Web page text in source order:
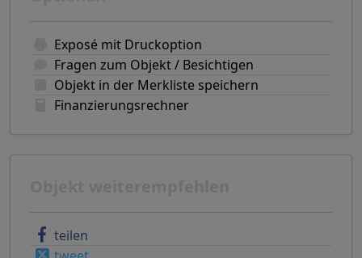
Exposé mit Druckoption
Fragen zum Objekt / Besichtigen
Objekt in der Merkliste speichern
Finanzierungsrechner
teilen